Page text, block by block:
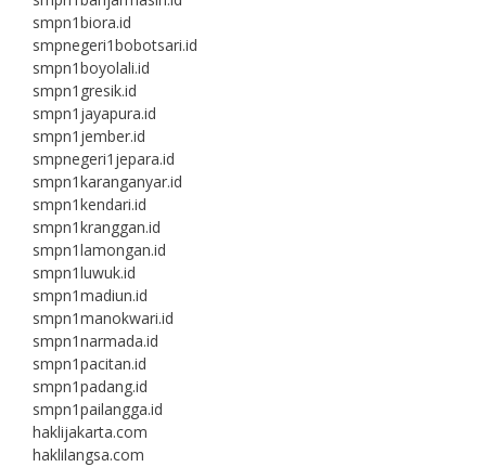
smpn1biora.id
smpnegeri1bobotsari.id
smpn1boyolali.id
smpn1gresik.id
smpn1jayapura.id
smpn1jember.id
smpnegeri1jepara.id
smpn1karanganyar.id
smpn1kendari.id
smpn1kranggan.id
smpn1lamongan.id
smpn1luwuk.id
smpn1madiun.id
smpn1manokwari.id
smpn1narmada.id
smpn1pacitan.id
smpn1padang.id
smpn1pailangga.id
haklijakarta.com
haklilangsa.com